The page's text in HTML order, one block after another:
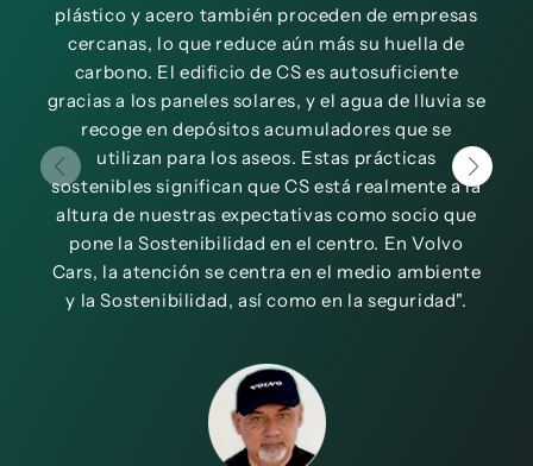
plástico y acero también proceden de empresas
cercanas, lo que reduce aún más su huella de
carbono. El edificio de CS es autosuficiente
gracias a los paneles solares, y el agua de lluvia se
recoge en depósitos acumuladores que se
utilizan para los aseos. Estas prácticas
sostenibles significan que CS está realmente a la
altura de nuestras expectativas como socio que
pone la Sostenibilidad en el centro. En Volvo
Cars, la atención se centra en el medio ambiente
y la Sostenibilidad, así como en la seguridad".